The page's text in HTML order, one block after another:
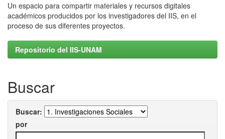
Un espacio para compartir materiales y recursos digitales
académicos producidos por los investigadores del IIS, en el
proceso de sus diferentes proyectos.
Repositorio del IIS-UNAM
Buscar
Buscar:
por